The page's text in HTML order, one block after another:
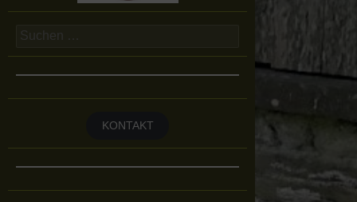
Suchen
nach:
KONTAKT